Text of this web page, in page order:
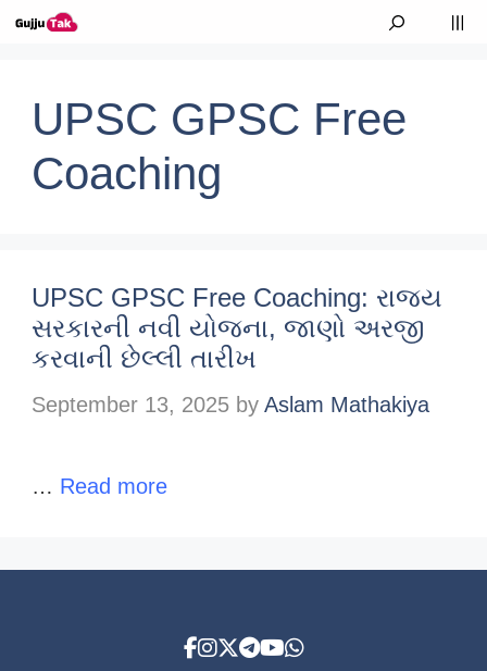
Skip to content
UPSC GPSC Free
Coaching
UPSC GPSC Free Coaching: રાજ્ય
સરકારની નવી યોજના, જાણો અરજી
કરવાની છેલ્લી તારીખ
September 13, 2025 by Aslam Mathakiya
… Read more